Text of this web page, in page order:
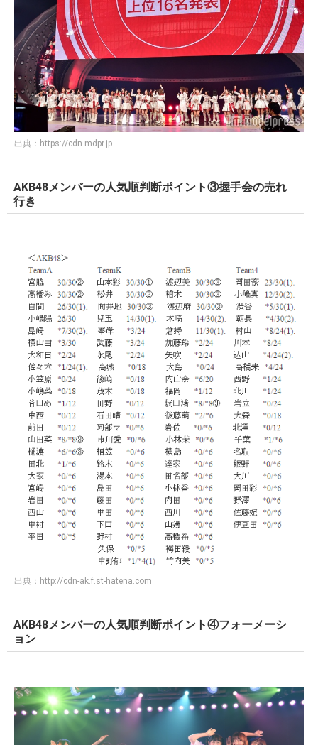
出典： https://cdn.mdpr.jp
AKB48メンバーの人気順判断ポイント③握手会の売れ
行き
出典： http://cdn-ak.f.st-hatena.com
AKB48メンバーの人気順判断ポイント④フォーメーシ
ョン